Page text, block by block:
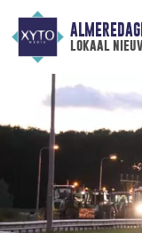
lokaal